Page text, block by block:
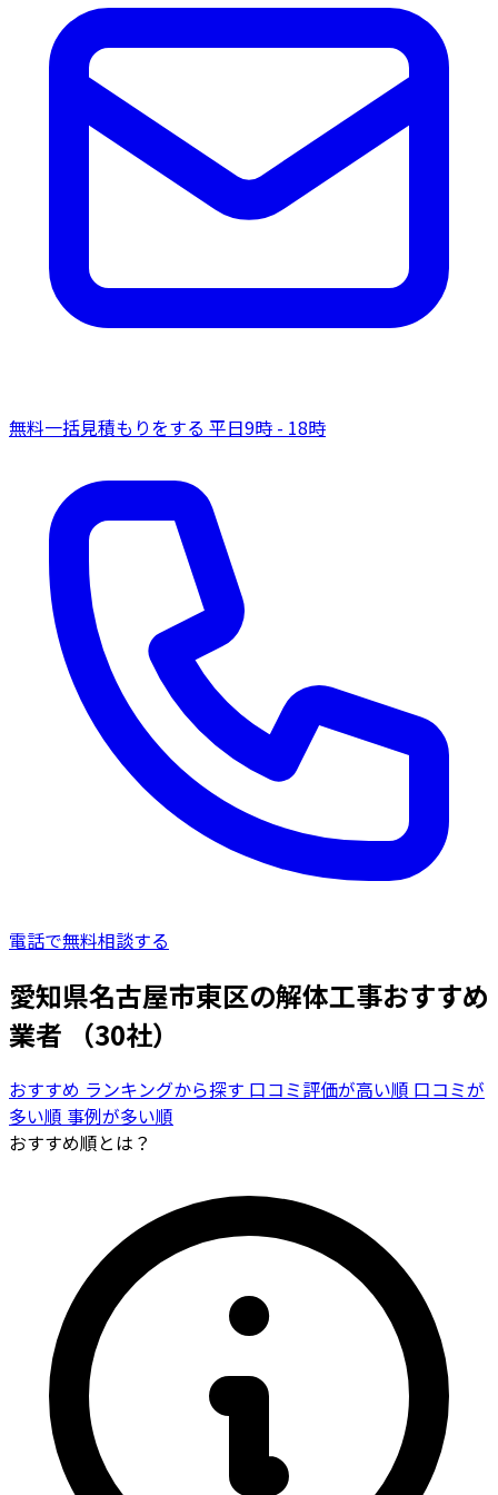
無料一括見積もりをする 平日9時 - 18時
電話で無料相談する
愛知県名古屋市東区の解体工事おすすめ
業者
（30社）
おすすめ ランキングから探す 口コミ評価が高い順 口コミが
多い順 事例が多い順
おすすめ順とは？